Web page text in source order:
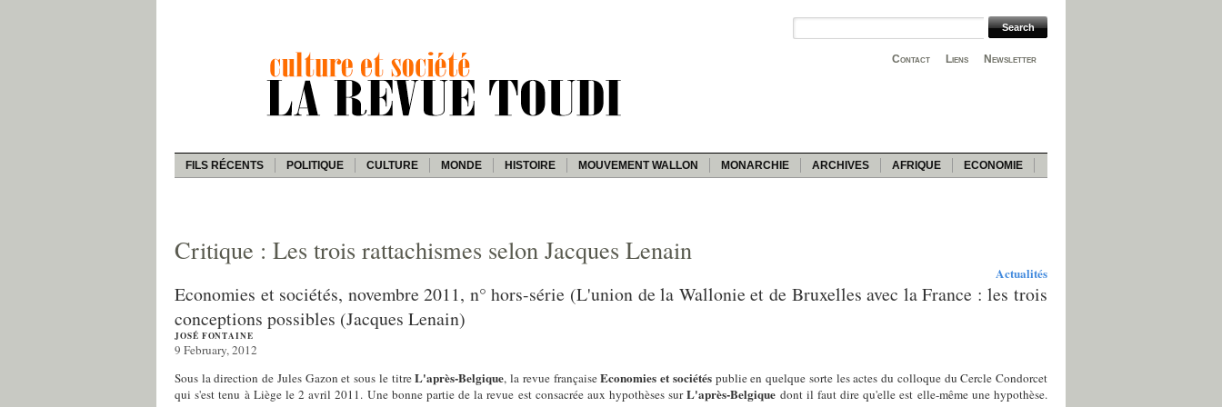
Newsletter
Liens
Contact
FILS RÉCENTS POLITIQUE CULTURE MONDE HISTOIRE MOUVEMENT WALLON MONARCHIE ARCHIVES AFRIQUE ECONOMIE
Critique : Les trois rattachismes selon Jacques Lenain
Actualités
Economies et sociétés, novembre 2011, n° hors-série (L'union de la Wallonie et de Bruxelles avec la France : les trois
conceptions possibles (Jacques Lenain)
JOSÉ FONTAINE
9 February, 2012
Sous la direction de Jules Gazon et sous le titreL'après-Belgique, la revue françaiseEconomies et sociétéspublie en quelque sorte les actes du colloque du Cercle Condorcet
qui s'est tenu à Liège le 2 avril 2011. Une bonne partie de la revue est consacrée aux hypothèses surL'après-Belgique dont il faut dire qu'elle est elle-même une hypothèse.